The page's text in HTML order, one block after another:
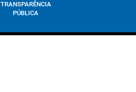
TRANSPARÊNCIA
PÚBLICA